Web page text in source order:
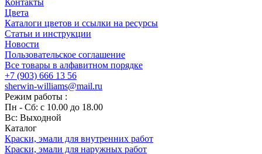
Контакты
Цвета
Каталоги цветов и ссылки на ресурсы
Статьи и инструкции
Новости
Пользовательское соглашение
Все товары в алфавитном порядке
+7 (903) 666 13 56
sherwin-williams@mail.ru
Режим работы :
Пн - Сб: с 10.00 до 18.00
Вс: Выходной
Каталог
Краски, эмали для внутренних работ
Краски, эмали для наружных работ